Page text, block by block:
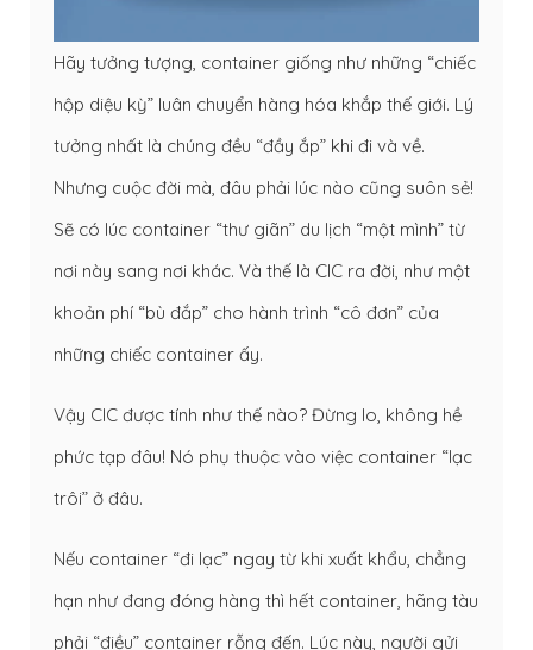
Hãy tưởng tượng, container giống như những “chiếc
hộp diệu kỳ” luân chuyển hàng hóa khắp thế giới. Lý
tưởng nhất là chúng đều “đầy ắp” khi đi và về.
Nhưng cuộc đời mà, đâu phải lúc nào cũng suôn sẻ!
Sẽ có lúc container “thư giãn” du lịch “một mình” từ
nơi này sang nơi khác. Và thế là CIC ra đời, như một
khoản phí “bù đắp” cho hành trình “cô đơn” của
những chiếc container ấy.
Vậy CIC được tính như thế nào? Đừng lo, không hề
phức tạp đâu! Nó phụ thuộc vào việc container “lạc
trôi” ở đâu.
Nếu container “đi lạc” ngay từ khi xuất khẩu, chẳng
hạn như đang đóng hàng thì hết container, hãng tàu
phải “điều” container rỗng đến. Lúc này, người gửi